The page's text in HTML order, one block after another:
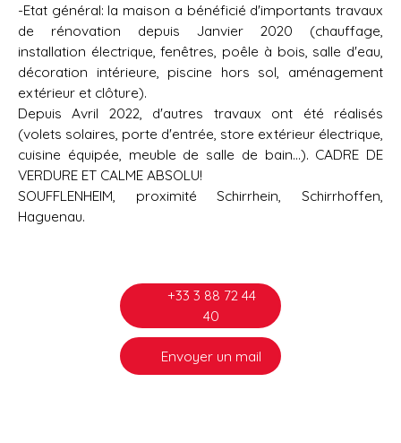
-Etat général: la maison a bénéficié d'importants travaux
de rénovation depuis Janvier 2020 (chauffage,
installation électrique, fenêtres, poêle à bois, salle d'eau,
décoration intérieure, piscine hors sol, aménagement
extérieur et clôture).
Depuis Avril 2022, d'autres travaux ont été réalisés
(volets solaires, porte d'entrée, store extérieur électrique,
cuisine équipée, meuble de salle de bain...). CADRE DE
VERDURE ET CALME ABSOLU!
SOUFFLENHEIM, proximité Schirrhein, Schirrhoffen,
Haguenau.
+33 3 88 72 44
40
Envoyer un mail